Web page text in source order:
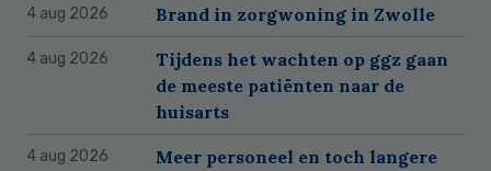
4 aug 2026 Brand in zorgwoning in Zwolle
4 aug 2026
Tijdens het wachten op ggz gaan
de meeste patiënten naar de
huisarts
4 aug 2026
Meer personeel en toch langere